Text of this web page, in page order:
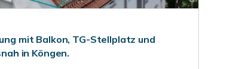
mit Balkon, TG-Stellplatz und
in Köngen.